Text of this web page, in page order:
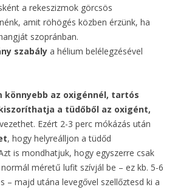
a rekeszizmok görcsös
amit röhögés közben érzünk, ha
szopránban.
szabály a hélium belélegzésével
könnyebb az oxigénnél, tartós
a tüdőből az oxigént,
Ezért 2-3 perc mókázás után
, hogy helyreálljon a tüdőd
is mondhatjuk, hogy egyszerre csak
méretű lufit szívjál be – ez kb. 5-6
– majd utána levegővel szellőztesd ki a